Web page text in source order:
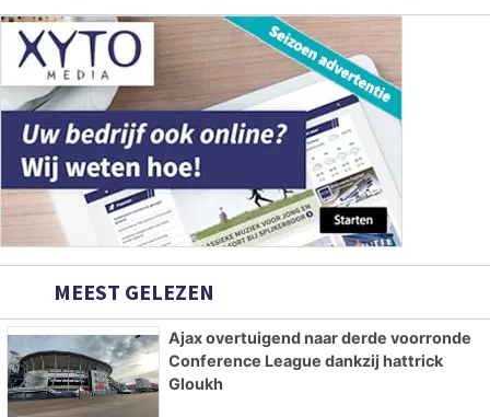
MEEST GELEZEN
Ajax overtuigend naar derde voorronde
Conference League dankzij hattrick
Gloukh